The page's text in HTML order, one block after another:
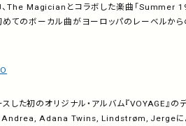
、The Magician とコラボした楽曲「Summer
めてのボーカル曲がヨーロッパのレーベルから
した初のオリジナル・アルバム『VOYAGE』の
Adana Twins, Lindstrøm, Jerge